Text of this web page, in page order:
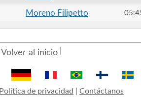
Moreno Filipetto
Volver al inicio
Política de privacidad Contáctanos